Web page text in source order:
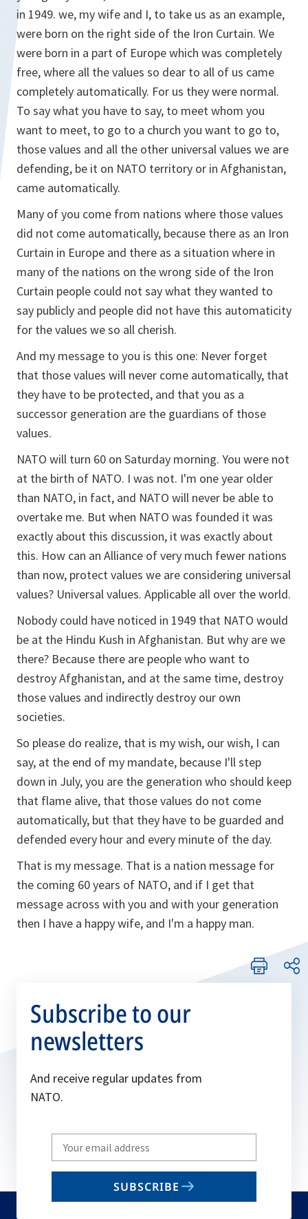
in 1949. we, my wife and I, to take us as an example,
were born on the right side of the Iron Curtain. We
were born in a part of Europe which was completely
free, where all the values so dear to all of us came
completely automatically. For us they were normal.
To say what you have to say, to meet whom you
want to meet, to go to a church you want to go to,
those values and all the other universal values we are
defending, be it on NATO territory or in Afghanistan,
came automatically.
Many of you come from nations where those values
did not come automatically, because there as an Iron
Curtain in Europe and there as a situation where in
many of the nations on the wrong side of the Iron
Curtain people could not say what they wanted to
say publicly and people did not have this automaticity
for the values we so all cherish.
And my message to you is this one: Never forget
that those values will never come automatically, that
they have to be protected, and that you as a
successor generation are the guardians of those
values.
NATO will turn 60 on Saturday morning. You were not
at the birth of NATO. I was not. I'm one year older
than NATO, in fact, and NATO will never be able to
overtake me. But when NATO was founded it was
exactly about this discussion, it was exactly about
this. How can an Alliance of very much fewer nations
than now, protect values we are considering universal
values? Universal values. Applicable all over the world.
Nobody could have noticed in 1949 that NATO would
be at the Hindu Kush in Afghanistan. But why are we
there? Because there are people who want to
destroy Afghanistan, and at the same time, destroy
those values and indirectly destroy our own
societies.
So please do realize, that is my wish, our wish, I can
say, at the end of my mandate, because I'll step
down in July, you are the generation who should keep
that flame alive, that those values do not come
automatically, but that they have to be guarded and
defended every hour and every minute of the day.
That is my message. That is a nation message for
the coming 60 years of NATO, and if I get that
message across with you and with your generation
then I have a happy wife, and I'm a happy man.
Subscribe to our
newsletters
And receive regular updates from
NATO.
Write
your
email
SUBSCRIBE